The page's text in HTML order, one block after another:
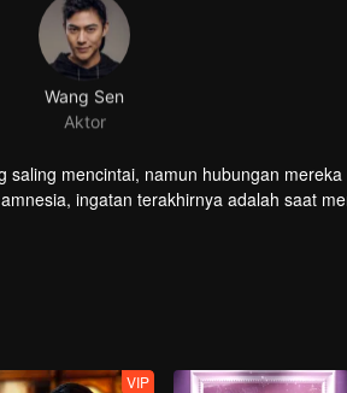
Wang Sen
Aktor
mencintai, namun hubungan
ingatan terakhirnya adalah saat
pelaku mendapatkan hukuman.
VIP